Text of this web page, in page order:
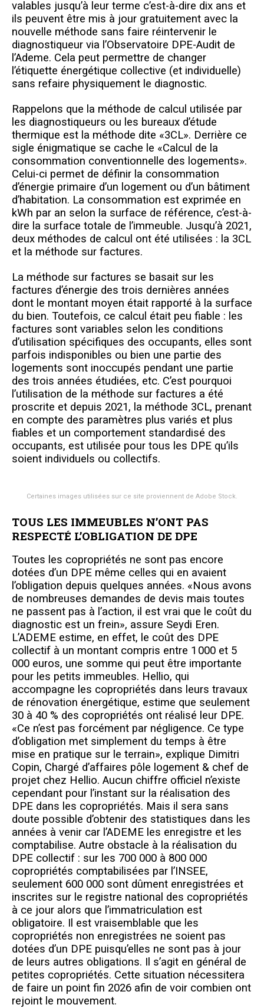
valables jusqu’à leur terme c’est-à-dire dix ans et
ils peuvent être mis à jour gratuitement avec la
nouvelle méthode sans faire réintervenir le
diagnostiqueur via l’Observatoire DPE-Audit de
l’Ademe. Cela peut permettre de changer
l’étiquette énergétique collective (et individuelle)
sans refaire physiquement le diagnostic.
Rappelons que la méthode de calcul utilisée par
les diagnostiqueurs ou les bureaux d’étude
thermique est la méthode dite «3CL». Derrière ce
sigle énigmatique se cache le «Calcul de la
consommation conventionnelle des logements».
Celui-ci permet de définir la consommation
d’énergie primaire d’un logement ou d’un bâtiment
d’habitation. La consommation est exprimée en
kWh par an selon la surface de référence, c’est-à-
dire la surface totale de l’immeuble. Jusqu’à 2021,
deux méthodes de calcul ont été utilisées : la 3CL
et la méthode sur factures.
La méthode sur factures se basait sur les
factures d’énergie des trois dernières années
dont le montant moyen était rapporté à la surface
du bien. Toutefois, ce calcul était peu fiable : les
factures sont variables selon les conditions
d’utilisation spécifiques des occupants, elles sont
parfois indisponibles ou bien une partie des
logements sont inoccupés pendant une partie
des trois années étudiées, etc. C’est pourquoi
l’utilisation de la méthode sur factures a été
proscrite et depuis 2021, la méthode 3CL, prenant
en compte des paramètres plus variés et plus
fiables et un comportement standardisé des
occupants, est utilisée pour tous les DPE qu’ils
soient individuels ou collectifs.
Certaines images utilisées sur ce site proviennent de Adobe Stock
TOUS LES IMMEUBLES N’ONT PAS
RESPECTÉ L’OBLIGATION DE DPE
Toutes les copropriétés ne sont pas encore
dotées d’un DPE même celles qui en avaient
l’obligation depuis quelques années. «Nous avons
de nombreuses demandes de devis mais toutes
ne passent pas à l’action, il est vrai que le coût du
diagnostic est un frein», assure Seydi Eren.
L’ADEME estime, en effet, le coût des DPE
collectif à un montant compris entre 1 000 et 5
000 euros, une somme qui peut être importante
pour les petits immeubles. Hellio, qui
accompagne les copropriétés dans leurs travaux
de rénovation énergétique, estime que seulement
30 à 40 % des copropriétés ont réalisé leur DPE.
«Ce n’est pas forcément par négligence. Ce type
d’obligation met simplement du temps à être
mise en pratique sur le terrain», explique Dimitri
Copin, Chargé d’affaires pôle logement & chef de
projet chez Hellio. Aucun chiffre officiel n’existe
cependant pour l’instant sur la réalisation des
DPE dans les copropriétés. Mais il sera sans
doute possible d’obtenir des statistiques dans les
années à venir car l’ADEME les enregistre et les
comptabilise. Autre obstacle à la réalisation du
DPE collectif : sur les 700 000 à 800 000
copropriétés comptabilisées par l’INSEE,
seulement 600 000 sont dûment enregistrées et
inscrites sur le registre national des copropriétés
à ce jour alors que l’immatriculation est
obligatoire. Il est vraisemblable que les
copropriétés non enregistrées ne soient pas
dotées d’un DPE puisqu’elles ne sont pas à jour
de leurs autres obligations. Il s’agit en général de
petites copropriétés. Cette situation nécessitera
de faire un point fin 2026 afin de voir combien ont
rejoint le mouvement.